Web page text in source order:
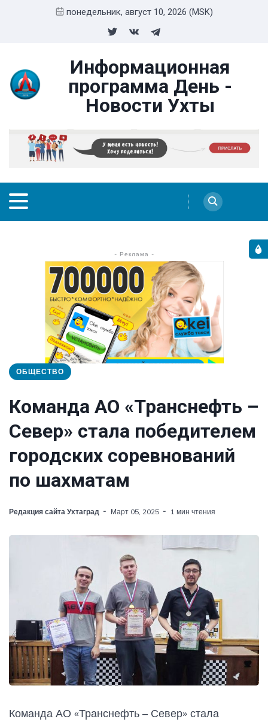
понедельник, август 10, 2026 (MSK)
Информационная
программа День -
Новости Ухты
- Реклама -
ОБЩЕСТВО
Команда АО «Транснефть –
Север» стала победителем
городских соревнований
по шахматам
Редакция сайта Ухтаград Март 05, 2025 1 мин чтения
Команда АО «Транснефть – Север» стала